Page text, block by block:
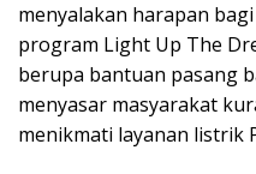
menyalakan harapan
program Light Up The
berupa bantuan pasang
menyasar masyarakat
menikmati layanan listrik